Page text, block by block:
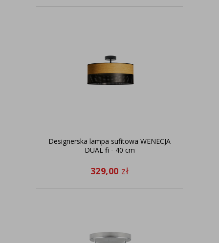
Designerska lampa sufitowa WENECJA
DUAL fi - 40 cm
329,00 zł